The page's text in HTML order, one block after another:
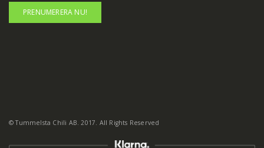
PRENUMERERA NU!
© Tummelsta Chili AB. 2017. All Rights Reserved